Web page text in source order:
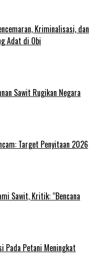
Kriminalisasi, dan
Adat di Obi
Sawit Rugikan Negara
Target Penyitaan 2026
Sawit, Kritik: “Bencana
Pada Petani Meningkat